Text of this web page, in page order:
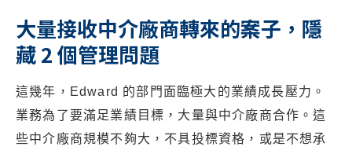
大量接收中介廠商轉來的案子，隱
藏 2 個管理問題
這幾年，Edward 的部門面臨極大的業績成長壓力。
業務為了要滿足業績目標，大量與中介廠商合作。這
些中介廠商規模不夠大，不具投標資格，或是不想承